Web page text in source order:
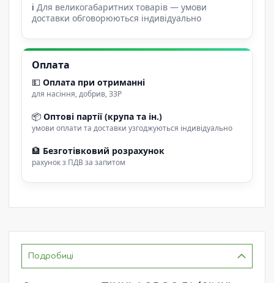
ℹ Для великогабаритних товарів — умови
доставки обговорюються індивідуально
Оплата
💵 Оплата при отриманні
для насіння, добрив, ЗЗР
📦 Оптові партії (крупа та ін.)
умови оплати та доставки узгоджуються індивідуально
🏦 Безготівковий розрахунок
рахунок з ПДВ за запитом
Подробиці